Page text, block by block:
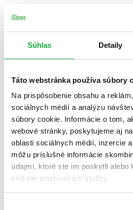
Súhlas Detaily
Táto webstránka používa súbory
Na prispôsobenie obsahu a
sociálnych médií a analýzu
súbory cookie. Informácie o tom,
webové stránky, poskytujeme aj
oblasti sociálnych médií, inzercie
môžu príslušné informácie
údajmi, ktoré ste im poskytli alebo
keď ste používali ich služby.